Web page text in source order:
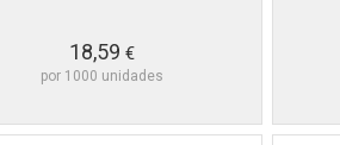
18,59 €
por 1000 unidades